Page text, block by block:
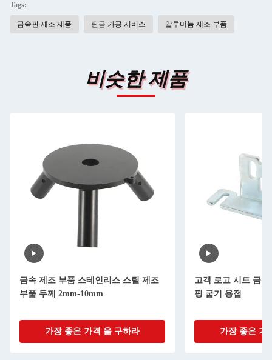
Tags:
금속판 제조 제품 판금 가공 서비스 알루미늄 제조 부품
비슷한 제품
금속 제조 부품 스테인리스 스틸 제조
부품 두께 2mm-10mm
가장 좋은 가격 을 구하라
고객 로고 시트 금
핑 굽기 용접
가장 좋은 가